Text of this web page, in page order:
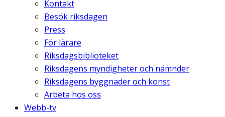
Kontakt
Besök riksdagen
Press
För lärare
Riksdagsbiblioteket
Riksdagens myndigheter och nämnder
Riksdagens byggnader och konst
Arbeta hos oss
Webb-tv